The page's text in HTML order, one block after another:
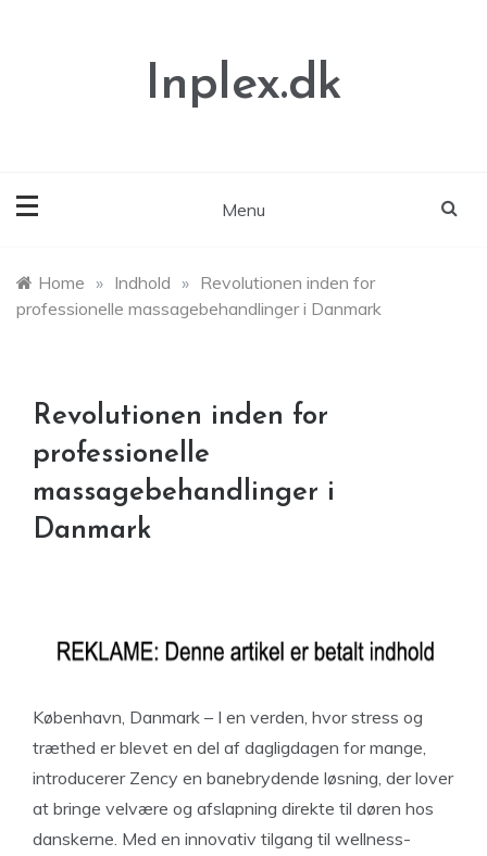
Inplex.dk
Menu
Home » Indhold » Revolutionen inden for
professionelle massagebehandlinger i Danmark
Revolutionen inden for
professionelle
massagebehandlinger i
Danmark
København, Danmark – I en verden, hvor stress og
træthed er blevet en del af dagligdagen for mange,
introducerer Zency en banebrydende løsning, der lover
at bringe velvære og afslapning direkte til døren hos
danskerne. Med en innovativ tilgang til wellness-